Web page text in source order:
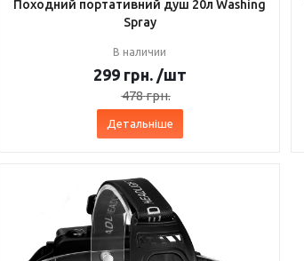
Походний портативний душ 20л Washing
Spray
В наличии
299 грн. /шт
478грн.
Детальніше